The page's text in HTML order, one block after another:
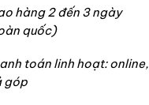
hàng 2 đến 3 ngày
quốc)
toán linh hoạt: online,
góp